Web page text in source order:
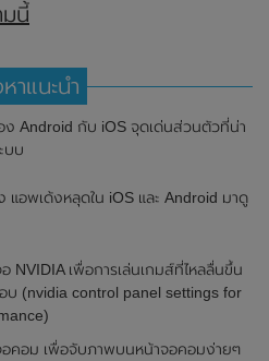
นี้
าแนะนำ
ง Android กับ iOS จุดเด่นส่วนตัวที่น่า
บบ
แอพเด้งหลุดใน iOS และ Android มาดู
NVIDIA เพื่อการเล่นเกมส์ที่ไหลลื่นขึ้น
บ (nvidia control panel settings for
อคอม เพื่อจับภาพบนหน้าจอคอมง่ายๆ